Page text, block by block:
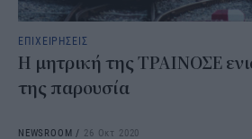
ΕΠΙΧΕΙΡΗΣΕΙΣ
Η μητρική της ΤΡΑΙΝΟΣΕ
της παρουσία
NEWSROOM / 26 Οκτ 2020